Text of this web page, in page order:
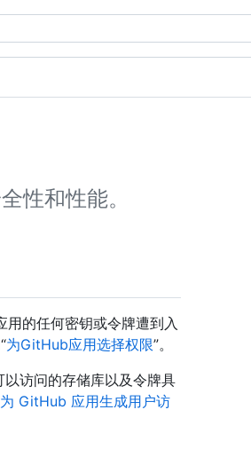
性和性能。
的任何密钥或令牌遭到入
为GitHub应用选择权限”。
访问的存储库以及令牌具
为 GitHub 应用生成用户访